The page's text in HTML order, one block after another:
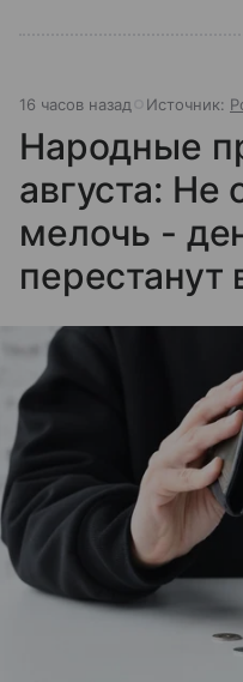
16 часов назад Источник:
Народные
августа: Не
мелочь -
перестанут